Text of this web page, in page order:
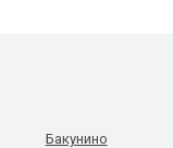
Бакунино